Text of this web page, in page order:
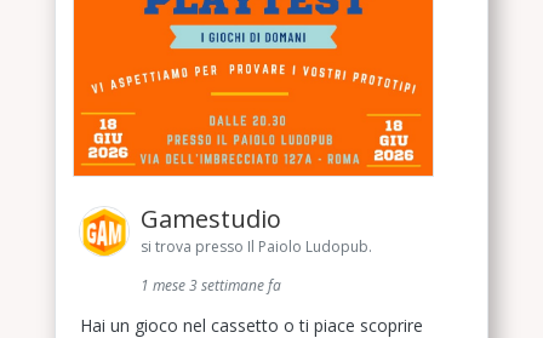
Gamestudio
si trova presso Il Paiolo Ludopub.
1 mese 3 settimane fa
Hai un gioco nel cassetto o ti piace scoprire